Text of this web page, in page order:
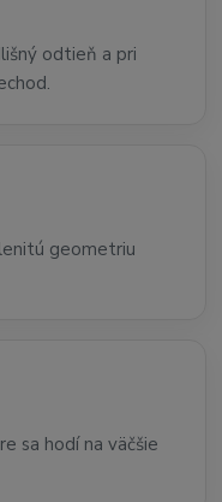
odtieň a pri
geometriu
sa hodí na väčšie